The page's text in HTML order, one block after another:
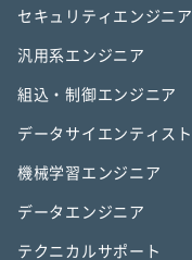
セキュリティエンジニア
汎用系エンジニア
組込・制御エンジニア
データサイエンティスト
機械学習エンジニア
データエンジニア
テクニカルサポート